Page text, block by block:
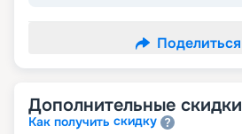
Поделиться
Дополнительные скидки
Как получить скидку